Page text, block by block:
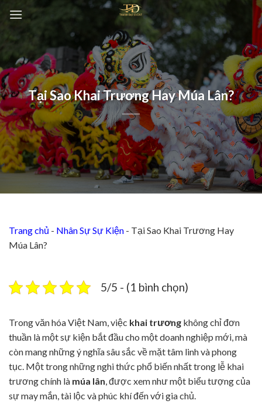
đến
nội
Tại Sao Khai Trương Hay Múa Lân?
Trang chủ - Nhân Sự Sự Kiện - Tại Sao Khai Trương Hay
Múa Lân?
5/5 - (1 bình chọn)
Trong văn hóa Việt Nam, việc khai trương không chỉ đơn
thuần là một sự kiện bắt đầu cho một doanh nghiệp mới, mà
còn mang những ý nghĩa sâu sắc về mặt tâm linh và phong
tục. Một trong những nghi thức phổ biến nhất trong lễ khai
trương chính là múa lân , được xem như một biểu tượng của
sự may mắn, tài lộc và phúc khí đến với gia chủ.